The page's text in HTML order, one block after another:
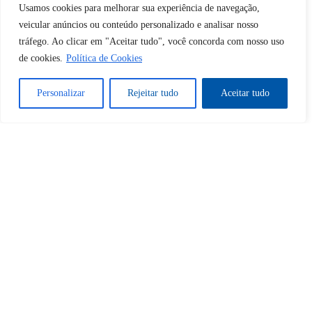
Usamos cookies para melhorar sua experiência de navegação,
veicular anúncios ou conteúdo personalizado e analisar nosso
tráfego. Ao clicar em "Aceitar tudo", você concorda com nosso uso
de cookies. Política de Cookies
Personalizar Rejeitar tudo Aceitar tudo
Desbloquear esquerda : 0
Sim Não